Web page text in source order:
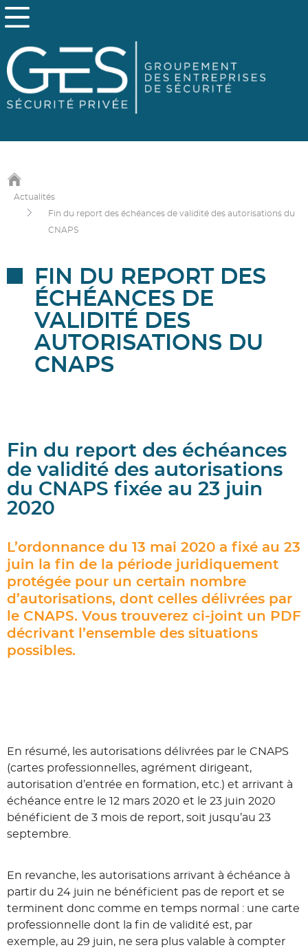
Actualités
Fin du report des échéances de validité des autorisations du
CNAPS
FIN DU REPORT DES
ÉCHÉANCES DE
VALIDITÉ DES
AUTORISATIONS DU
CNAPS
Fin du report des échéances
de validité des autorisations
du CNAPS fixée au 23 juin
2020
L’ordonnance du 13 mai 2020 a fixé au 23
juin la fin de la période juridiquement
protégée pour un certain nombre
d’autorisations, dont celles délivrées par
le CNAPS. Vous trouverez ci-joint un PDF
décrivant l’ensemble des situations
possibles.
En résumé, les autorisations délivrées par le CNAPS
(cartes professionnelles, agrément dirigeant,
autorisation d’entrée en formation, etc.) et arrivant à
échéance entre le 12 mars 2020 et le 23 juin 2020
bénéficient de 3 mois de report, soit jusqu’au 23
septembre.
En revanche, les autorisations arrivant à échéance à
partir du 24 juin ne bénéficient pas de report et se
terminent donc comme en temps normal : une carte
professionnelle dont la fin de validité est, par
exemple, au 29 juin, ne sera plus valable à compter